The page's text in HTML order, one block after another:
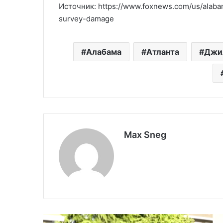
Источник: https://www.foxnews.com/us/
survey-damage
Алабама Атланта
Max Sneg